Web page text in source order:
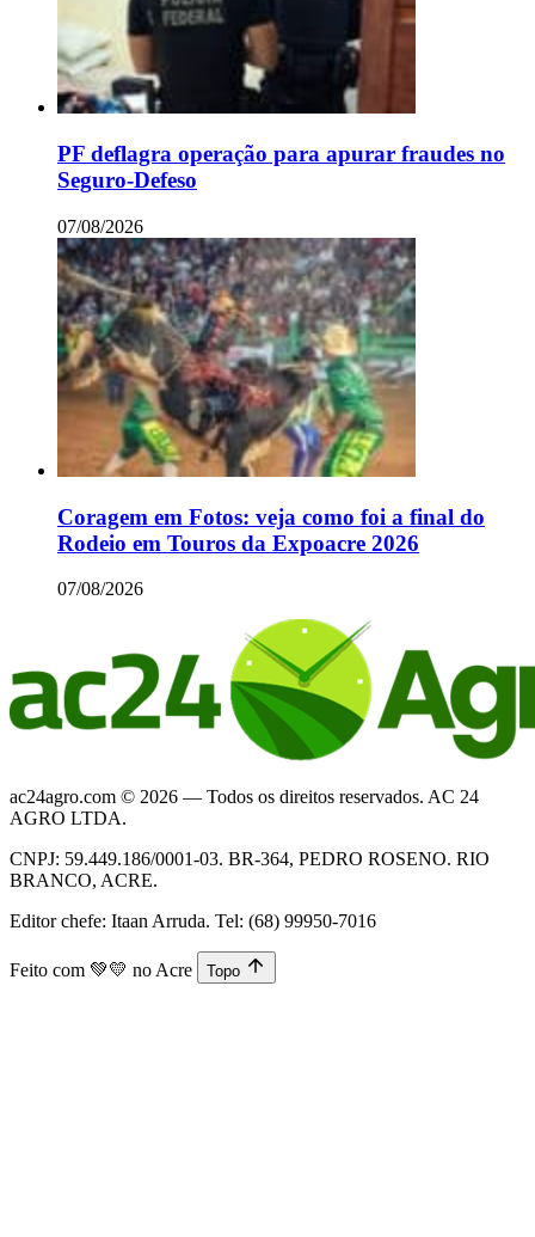
PF deflagra operação para apurar fraudes no
Seguro-Defeso
07/08/2026
Coragem em Fotos: veja como foi a final do
Rodeio em Touros da Expoacre 2026
07/08/2026
ac24agro.com © 2026 — Todos os direitos reservados. AC 24
AGRO LTDA.
CNPJ: 59.449.186/0001-03. BR-364, PEDRO ROSENO. RIO
BRANCO, ACRE.
Editor chefe: Itaan Arruda. Tel: (68) 99950-7016
Feito com 💚💛 no Acre Topo